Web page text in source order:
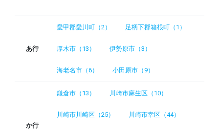
あ行
愛甲郡愛川町（2） 足柄下郡箱根町（1）
厚木市（13） 伊勢原市（3）
海老名市（6） 小田原市（9）
か行
鎌倉市（13） 川崎市麻生区（10）
川崎市川崎区（25） 川崎市幸区（44）